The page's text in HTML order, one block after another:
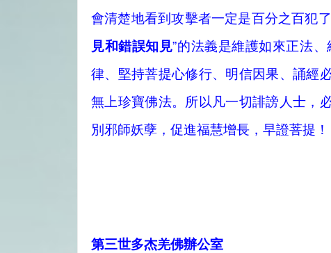
會清楚地看到攻擊者一定是百分之百犯了
見和錯誤知見”的法義是維護如來正法
律、堅持菩提心修行、明信因果、誦經
無上珍寶佛法。所以凡一切誹謗人士，
別邪師妖孽，促進福慧增長，早證菩提！
第三世多杰羌佛辦公室